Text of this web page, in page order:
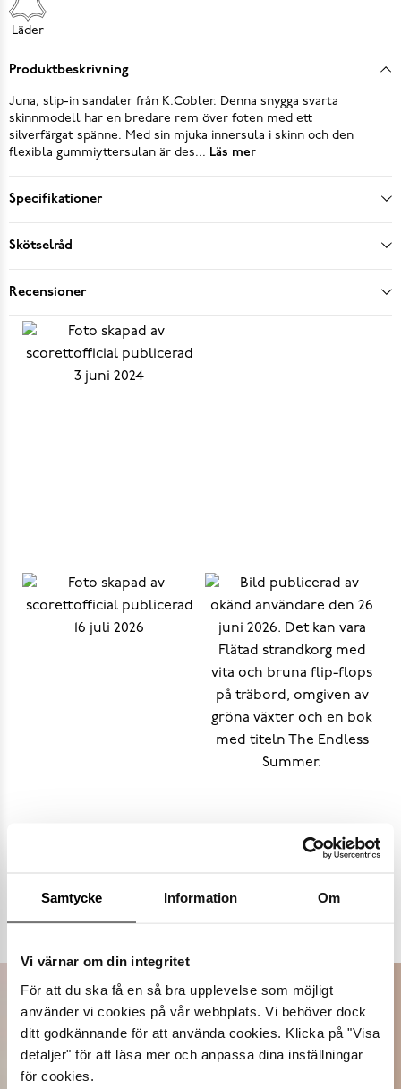
Samtycke Information Om
Vi värnar om din integritet
För att du ska få en så bra upplevelse som möjligt
använder vi cookies på vår webbplats. Vi behöver dock
ditt godkännande för att använda cookies. Klicka på "Visa
detaljer" för att läsa mer och anpassa dina inställningar
för cookies.
Läder
Produktbeskrivning
Juna, slip-in sandaler från K.Cobler. Denna snygga svarta
skinnmodell har en bredare rem över foten med ett
silverfärgat spänne. Med sin mjuka innersula i skinn och den
flexibla gummiyttersulan är des... Läs mer
Specifikationer
Skötselråd
Recensioner